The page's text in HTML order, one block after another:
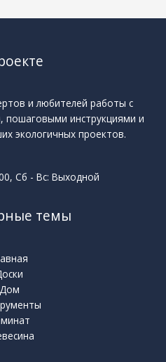
и любителей работы с
инструкциями и
экологичных проектов.
Сб - Вс: Выходной
темы
Дом